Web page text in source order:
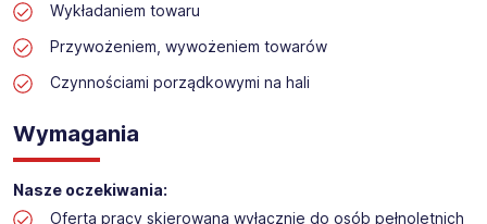
przedsiębiorstw w Polsce. Agencja jest wpisana pod nr
Obecnie dla naszego Klienta, poszukujemy osób na
Praca na hali w sklepie budowlanym
Lokalizacja: Stalowa Wola​
Wykładaniem towaru
Przywożeniem, wywożeniem towarów
Czynnościami porządkowymi na hali
Wymagania
Nasze oczekiwania:
Oferta pracy skierowana wyłącznie do osób pełnoletnich